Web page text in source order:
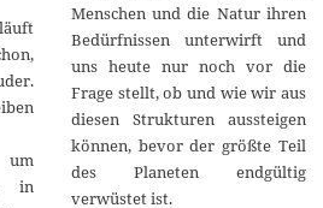
um
in
Menschen und die Natur ihren
Bedürfnissen unterwirft und
uns heute nur noch vor die
Frage stellt, ob und wie wir aus
diesen Strukturen aussteigen
können, bevor der größte Teil
des Planeten endgültig
verwüstet ist.